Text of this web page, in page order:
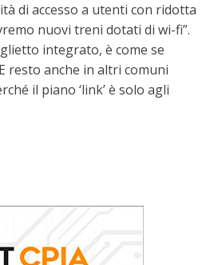
di accesso a utenti con ridotta
nuovi treni dotati di wi-fi”.
integrato, è come se
resto anche in altri comuni
il piano ‘link’ è solo agli